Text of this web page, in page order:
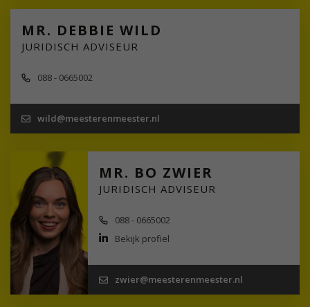
MR. DEBBIE WILD
JURIDISCH ADVISEUR
088 - 0665002
wild@meesterenmeester.nl
MR. BO ZWIER
JURIDISCH ADVISEUR
088 - 0665002
Bekijk profiel
zwier@meesterenmeester.nl